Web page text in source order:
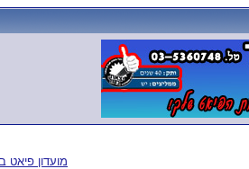
מועדון פיאט